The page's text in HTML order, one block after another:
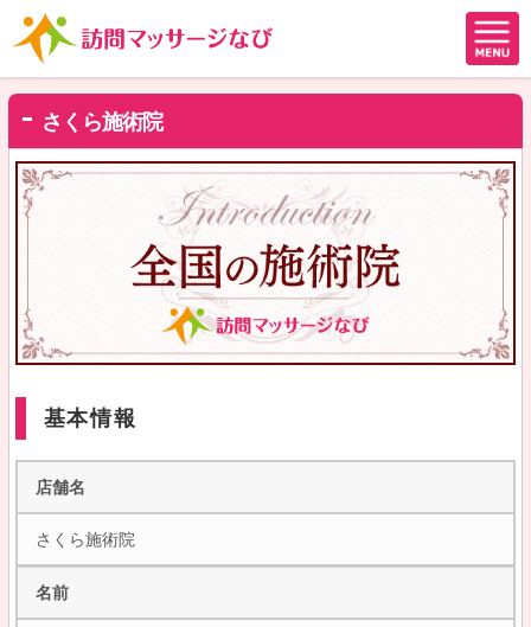
さくら施術院
基本情報
店舗名
さくら施術院
名前